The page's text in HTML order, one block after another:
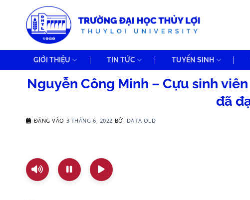
GIỚI THIỆU TIN TỨC TUYỂN SINH
Nguyễn Công Minh – Cựu sinh
đã
ĐĂNG VÀO 3 THÁNG 6, 2022 BỞI DATA OLD